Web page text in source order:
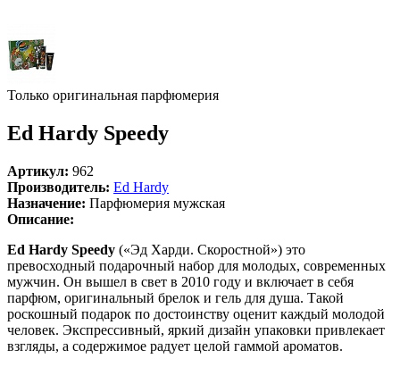
Только оригинальная парфюмерия
Ed Hardy Speedy
Артикул: 962
Производитель: Ed Hardy
Назначение: Парфюмерия мужская
Описание:
Ed Hardy Speedy («Эд Харди. Скоростной») это
превосходный подарочный набор для молодых, современных
мужчин. Он вышел в свет в 2010 году и включает в себя
парфюм, оригинальный брелок и гель для душа. Такой
роскошный подарок по достоинству оценит каждый молодой
человек. Экспрессивный, яркий дизайн упаковки привлекает
взгляды, а содержимое радует целой гаммой ароматов.